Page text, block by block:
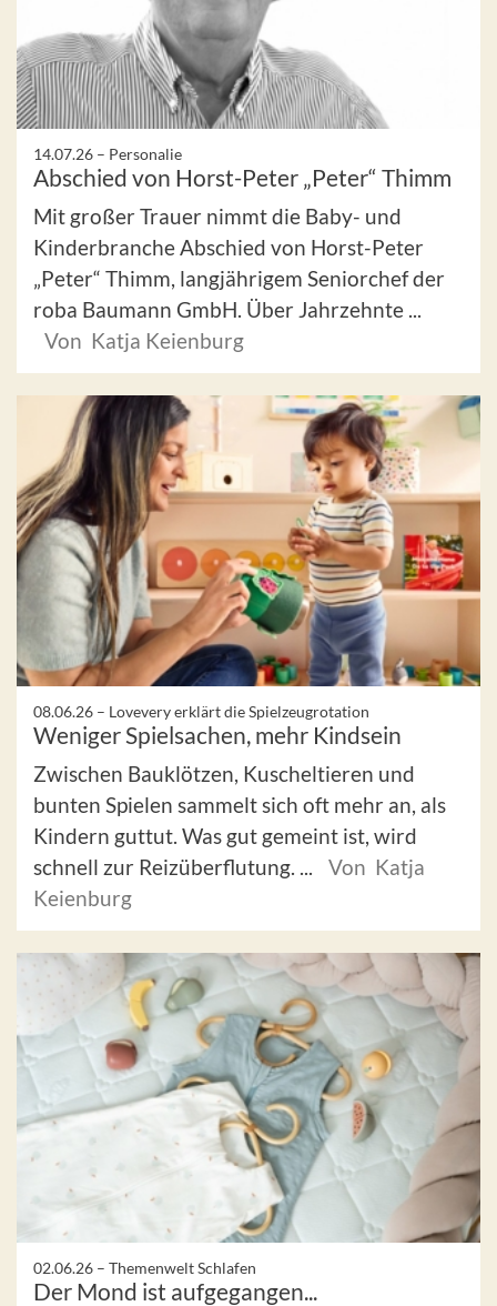
14.07.26 – Personalie
Abschied von Horst-Peter „Peter“ Thimm
Mit großer Trauer nimmt die Baby- und
Kinderbranche Abschied von Horst-Peter
„Peter“ Thimm, langjährigem Seniorchef der
roba Baumann GmbH. Über Jahrzehnte ...
Von Katja Keienburg
08.06.26 – Lovevery erklärt die Spielzeugrotation
Weniger Spielsachen, mehr Kindsein
Zwischen Bauklötzen, Kuscheltieren und
bunten Spielen sammelt sich oft mehr an, als
Kindern guttut. Was gut gemeint ist, wird
schnell zur Reizüberflutung. ...
Von Katja
Keienburg
02.06.26 – Themenwelt Schlafen
Der Mond ist aufgegangen...